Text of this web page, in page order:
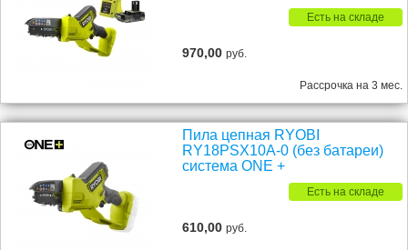
Есть на складе
970,00руб.
Рассрочка на 3 мес.
Пила цепная RYOBI
RY18PSX10A-0 (без батареи)
система ONE +
Есть на складе
610,00руб.